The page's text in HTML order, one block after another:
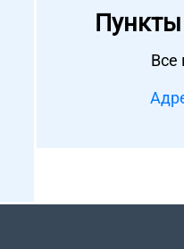
Все